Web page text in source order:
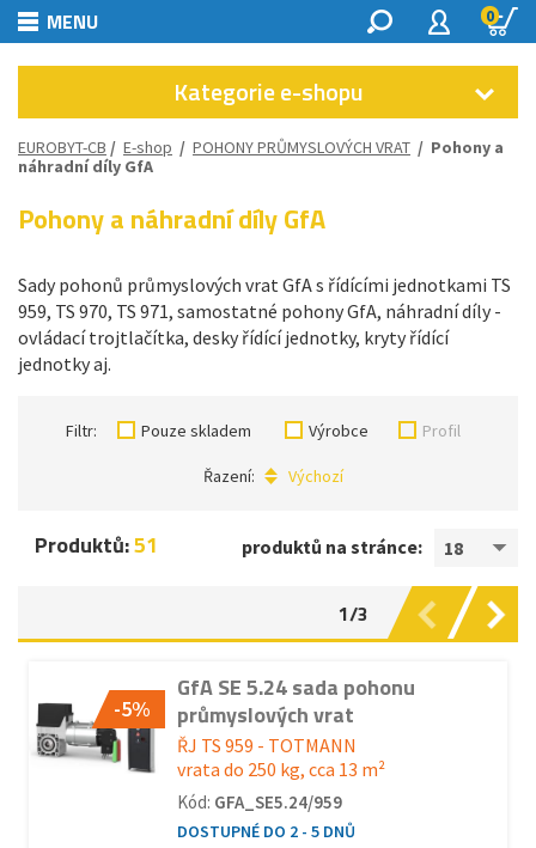
MENU 0
Kategorie e-shopu
EUROBYT-CB / E-shop / POHONY PRŮMYSLOVÝCH VRAT / Pohony a
náhradní díly GfA
Pohony a náhradní díly GfA
Sady pohonů průmyslových vrat GfA s řídícími jednotkami TS
959, TS 970, TS 971, samostatné pohony GfA, náhradní díly -
ovládací trojtlačítka, desky řídící jednotky, kryty řídící
jednotky aj.
Filtr: Pouze skladem Výrobce Profil
Řazení: Výchozí
produktů na stránce: 18
Produktů:51
1/3
-5%
GfA SE 5.24 sada pohonu
průmyslových vrat
ŘJ TS 959 - TOTMANN
vrata do 250 kg, cca 13 m²
Kód: GFA_SE5.24/959
DOSTUPNÉ DO 2 - 5 DNŮ